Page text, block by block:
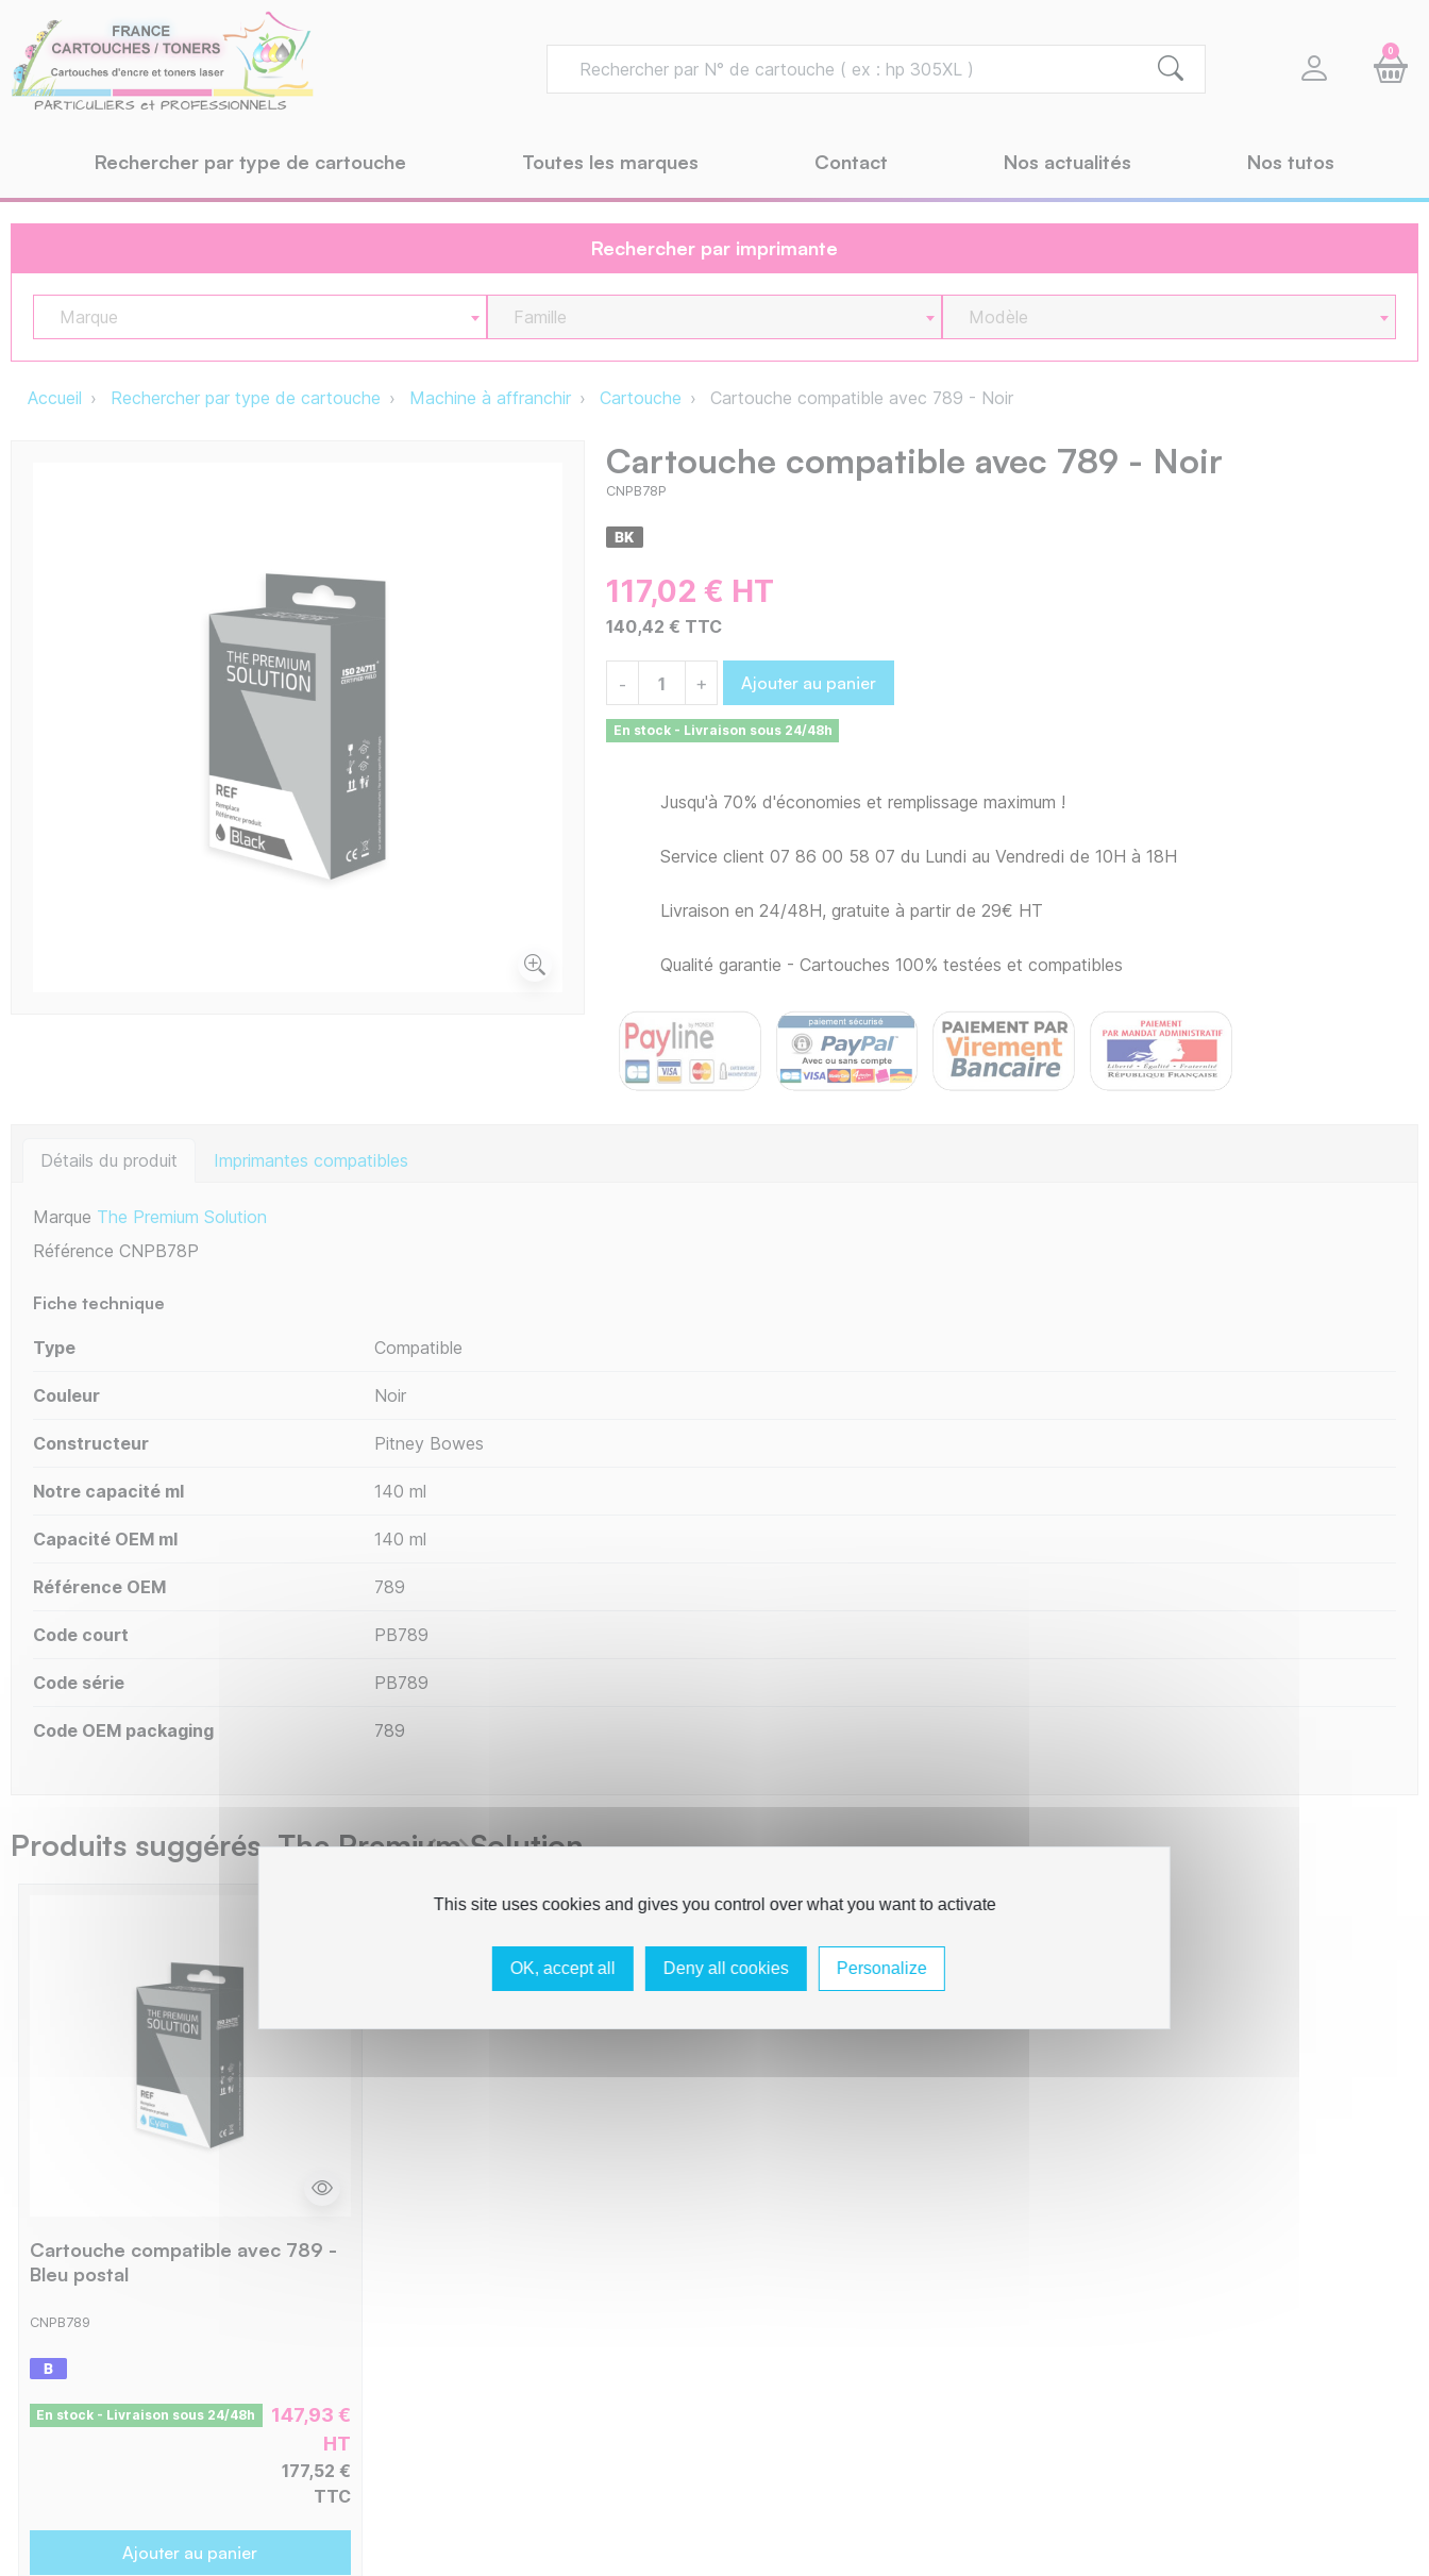
0
Rechercher par type de cartouche Toutes les marques Contact Nos actualités Nos tutos
Rechercher par imprimante
Marque Famille Modèle
Accueil Rechercher par type de cartouche Machine à affranchir Cartouche Cartouche compatible avec 789 - Noir
Cartouche compatible avec 789 - Noir
CNPB78P
117,02 € HT
140,42 € TTC
- + Ajouter au panier
En stock - Livraison sous 24/48h
Jusqu'à 70% d'économies et remplissage maximum !
Service client 07 86 00 58 07 du Lundi au Vendredi de 10H à 18H
Livraison en 24/48H, gratuite à partir de 29€ HT
Qualité garantie - Cartouches 100% testées et compatibles
Détails du produit Imprimantes compatibles
Marque The Premium Solution
Référence CNPB78P
Fiche technique
Type Compatible
Couleur Noir
Constructeur Pitney Bowes
Notre capacité ml 140 ml
Capacité OEM ml 140 ml
Référence OEM 789
Code court PB789
Code série PB789
Code OEM packaging 789
Produits suggérés The Premium Solution
Cartouche compatible avec 789 -
Bleu postal
CNPB789
En stock - Livraison sous 24/48h
147,93 €
HT
177,52 €
TTC
Ajouter au panier
This site uses cookies and gives you control over what you want to activate
OK, accept all Deny all cookies Personalize